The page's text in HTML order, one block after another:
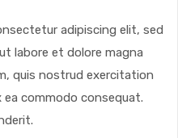
adipiscing elit, sed
labore et dolore magna
quis nostrud exercitation
ea commodo consequat.